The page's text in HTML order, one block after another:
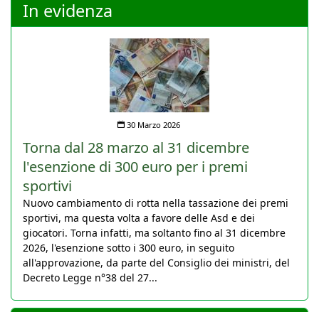
In evidenza
30 Marzo 2026
Torna dal 28 marzo al 31 dicembre
l'esenzione di 300 euro per i premi
sportivi
Nuovo cambiamento di rotta nella tassazione dei premi
sportivi, ma questa volta a favore delle Asd e dei
giocatori. Torna infatti, ma soltanto fino al 31 dicembre
2026, l'esenzione sotto i 300 euro, in seguito
all'approvazione, da parte del Consiglio dei ministri, del
Decreto Legge n°38 del 27...